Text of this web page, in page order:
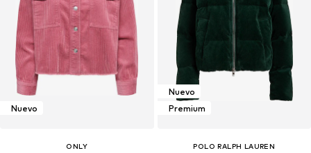
Nuevo
ONLY
Nuevo
Premium
POLO RALPH LAUREN